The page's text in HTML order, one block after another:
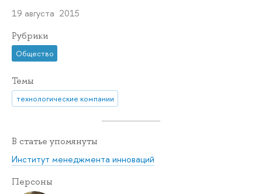
19 августа 2015
Рубрики
Общество
Темы
технологические компании
В статье упомянуты
Институт менеджмента инноваций
Персоны